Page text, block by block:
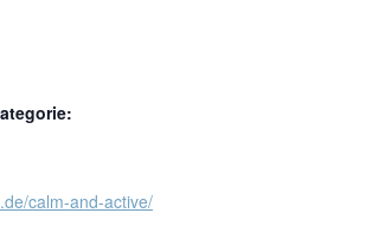
calm-and-active/